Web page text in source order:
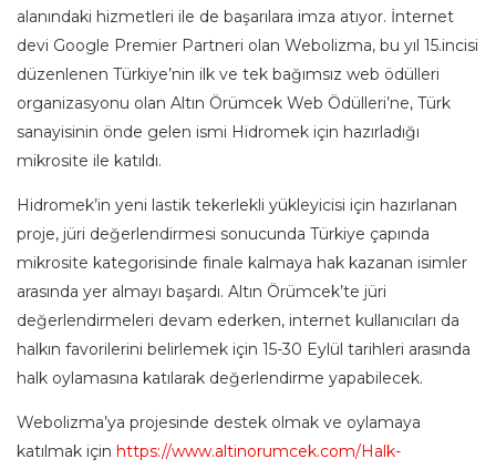
alanındaki hizmetleri ile de başarılara imza atıyor. İnternet
devi Google Premier Partneri olan Webolizma, bu yıl 15.incisi
düzenlenen Türkiye’nin ilk ve tek bağımsız web ödülleri
organizasyonu olan Altın Örümcek Web Ödülleri’ne, Türk
sanayisinin önde gelen ismi Hidromek için hazırladığı
mikrosite ile katıldı.
Hidromek’in yeni lastik tekerlekli yükleyicisi için hazırlanan
proje, jüri değerlendirmesi sonucunda Türkiye çapında
mikrosite kategorisinde finale kalmaya hak kazanan isimler
arasında yer almayı başardı. Altın Örümcek’te jüri
değerlendirmeleri devam ederken, internet kullanıcıları da
halkın favorilerini belirlemek için 15-30 Eylül tarihleri arasında
halk oylamasına katılarak değerlendirme yapabilecek.
Webolizma’ya projesinde destek olmak ve oylamaya
katılmak için https://www.altinorumcek.com/Halk-